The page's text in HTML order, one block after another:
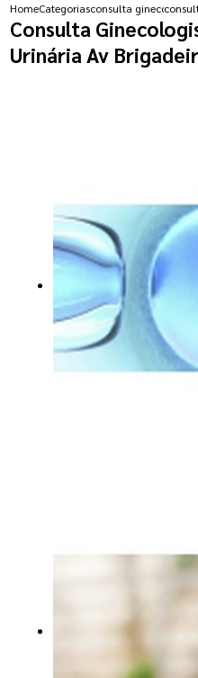
HomeCategoriasconsulta
Consulta
Urinária Av